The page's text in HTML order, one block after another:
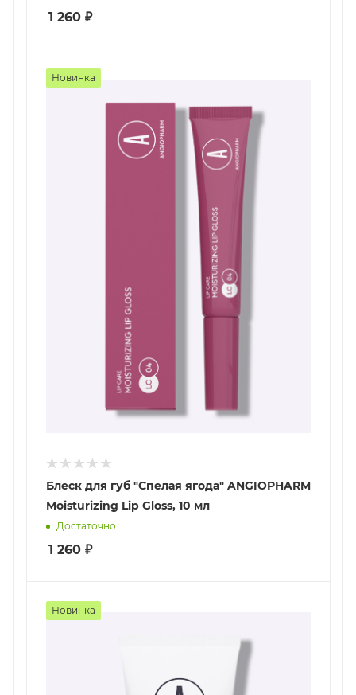
1 260 ₽
Новинка
Блеск для губ "Спелая ягода" ANGIOPHARM
Moisturizing Lip Gloss, 10 мл
Достаточно
1 260 ₽
Новинка